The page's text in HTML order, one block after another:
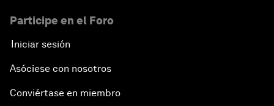
Participe en el Foro
Iniciar sesión
Asóciese con nosotros
Conviértase en miembro